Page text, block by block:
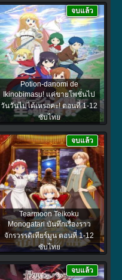
Potion-danomi de
Ikinobimasu! แค่ขายโพชั่นไป
วันวันไม่ได้เหรอคะ! ตอนที่ 1-12
ซับไทย
จบแล้ว
Tearmoon Teikoku
Monogatari บันทึกเรื่องราว
จักรวรรดิเทียร์มูน ตอนที่ 1-12
ซับไทย
จบแล้ว
จบแล้ว